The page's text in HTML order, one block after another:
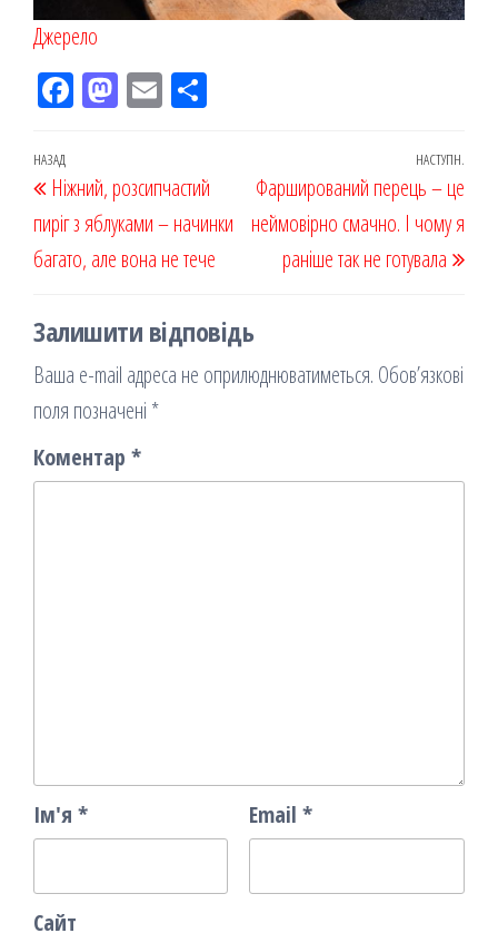
Джерело
Fac
k
M
on
Em
ис
я
Навігація
записів
Попередній
запис
НАЗАД
Ніжний, розсипчастий
пиріг з яблуками – начинки
багато, але вона не тече
НАСТУПН.
Фарширований перець – це
неймовірно смачно. І чому я
раніше так не готувала
Залишити відповідь
Ваша e-mail адреса не оприлюднюватиметься. Обов’язкові
поля позначені *
Коментар *
Ім'я * Email *
Сайт